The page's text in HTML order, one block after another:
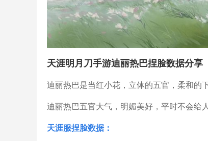
天涯明月刀手游迪丽热巴捏脸数据分享
迪丽热巴是当红小花，立体的五官，柔和的
迪丽热巴五官大气，明媚美好，平时不会给
天涯服捏脸数据：